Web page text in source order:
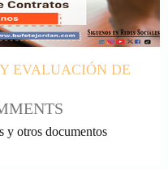
EVALUACIÓN DE
y otros documentos